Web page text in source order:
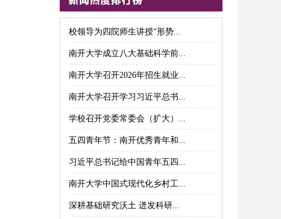
校领导为四院师生讲授“形势...
南开大学成立八大基础科学前...
南开大学召开2026年招生就业...
南开大学召开学习习近平总书...
学校召开党委常委会（扩大）...
五四青年节：南开优秀青年和...
习近平总书记给中国青年五四...
南开大学中国式现代化乡村工...
深耕基础研究沃土 迸发科研...